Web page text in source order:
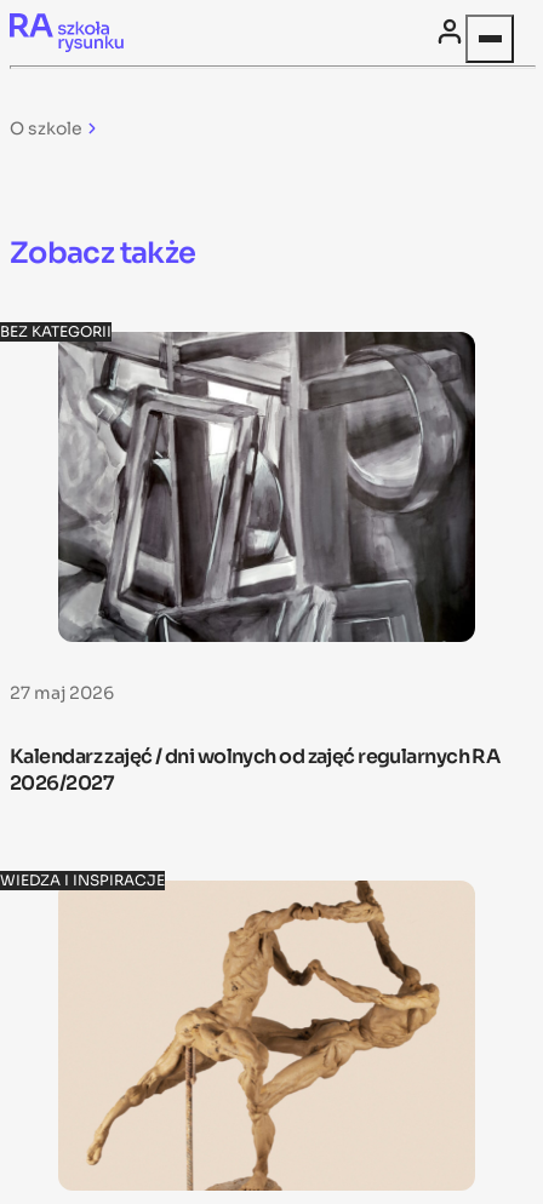
Skip to content
O szkole
Zobacz także
BEZ KATEGORII
27 maj 2026
Kalendarz zajęć / dni wolnych od zajęć regularnych RA
2026/2027
WIEDZA I INSPIRACJE